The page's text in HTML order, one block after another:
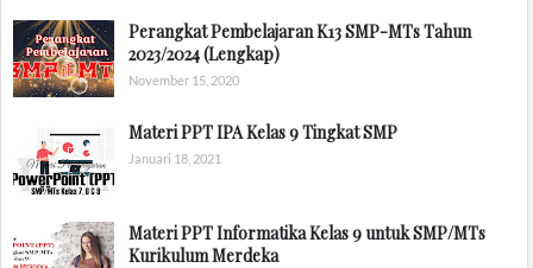
Perangkat Pembelajaran K13 SMP-MTs Tahun
2023/2024 (Lengkap)
November 15, 2020
Materi PPT IPA Kelas 9 Tingkat SMP
Januari 18, 2021
Materi PPT Informatika Kelas 9 untuk SMP/MTs
Kurikulum Merdeka